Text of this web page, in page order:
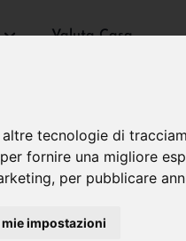
tecnologie di
per fornire una migliore
, per pubblicare
mie impostazioni
Valuta Casa